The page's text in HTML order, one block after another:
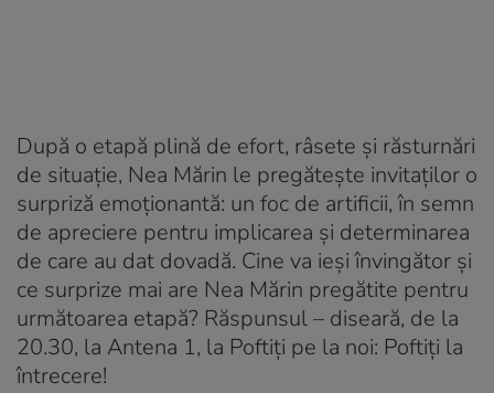
După o etapă plină de efort, râsete și răsturnări
de situație, Nea Mărin le pregătește invitaților o
surpriză emoționantă: un foc de artificii, în semn
de apreciere pentru implicarea și determinarea
de care au dat dovadă. Cine va ieși învingător și
ce surprize mai are Nea Mărin pregătite pentru
următoarea etapă? Răspunsul – diseară, de la
20.30, la Antena 1, la Poftiți pe la noi: Poftiți la
întrecere!